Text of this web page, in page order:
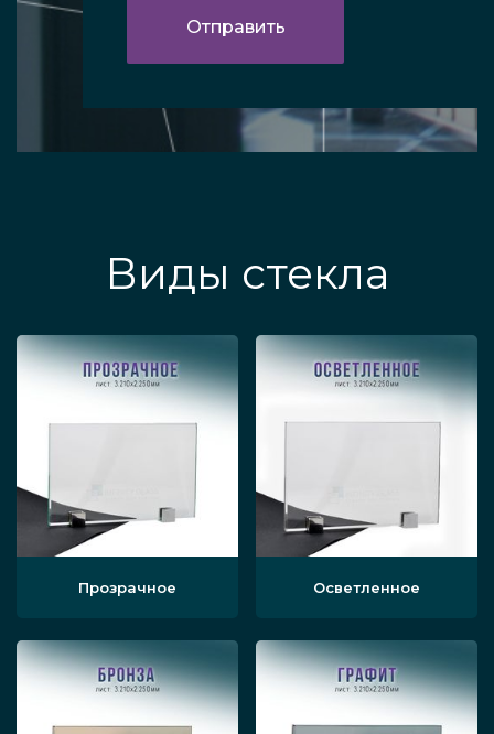
Виды стекла
Прозрачное Осветленное